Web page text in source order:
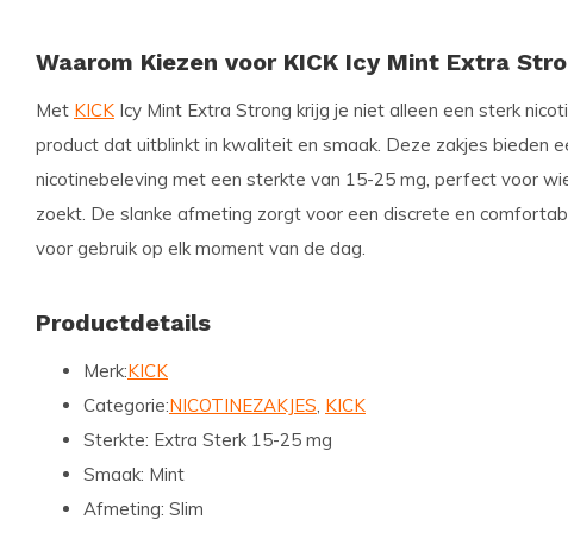
Waarom Kiezen voor KICK Icy Mint Extra
Met KICK Icy Mint Extra Strong krijg je niet alleen een sterk
product dat uitblinkt in kwaliteit en smaak. Deze zakjes bieden
nicotinebeleving met een sterkte van 15-25 mg, perfect voor
zoekt. De slanke afmeting zorgt voor een discrete en
voor gebruik op elk moment van de dag.
Productdetails
Merk:KICK
Categorie:NICOTINEZAKJES KICK
Sterkte: Extra Sterk 15-25 mg
Smaak: Mint
Afmeting: Slim